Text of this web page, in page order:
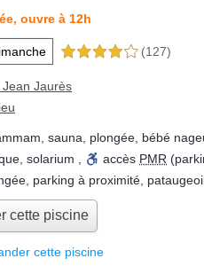
ouvre à 12h
4,0 étoiles sur 5 (127)
Jaurès
sauna plongée bébé
solarium accès PMR
parking à proximité
cette piscine
cette piscine